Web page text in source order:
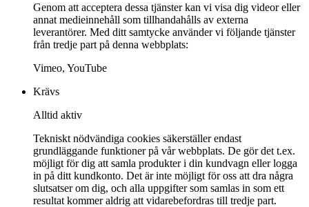
Genom att acceptera dessa tjänster kan vi visa dig videor eller
annat medieinnehåll som tillhandahålls av externa
leverantörer. Med ditt samtycke använder vi följande tjänster
från tredje part på denna webbplats:
Vimeo, YouTube
Krävs
Alltid aktiv
Tekniskt nödvändiga cookies säkerställer endast
grundläggande funktioner på vår webbplats. De gör det t.ex.
möjligt för dig att samla produkter i din kundvagn eller logga
in på ditt kundkonto. Det är inte möjligt för oss att dra några
slutsatser om dig, och alla uppgifter som samlas in som ett
resultat kommer aldrig att vidarebefordras till tredje part.